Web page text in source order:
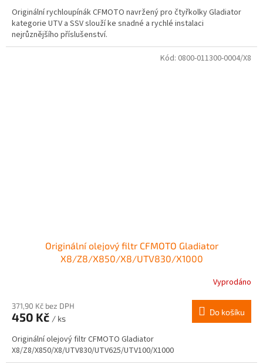
Originální rychloupínák CFMOTO navržený pro čtyřkolky Gladiator
kategorie UTV a SSV slouží ke snadné a rychlé instalaci
nejrůznějšího příslušenství.
Originální olejový filtr CFMOTO Gladiator
X8/Z8/X850/X8/UTV830/X1000
produktu
je
z
5
Vyprodáno
371,90 Kč bez DPH
450 Kč / ks
Do košíku
Originální olejový filtr CFMOTO Gladiator
X8/Z8/X850/X8/UTV830/UTV625/UTV100/X1000
Kód: 0800-011300-0004/X8